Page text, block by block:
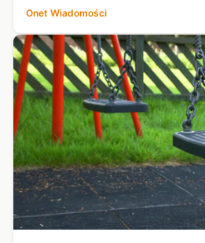
potrzebujemy — mówił w piątek na
Onet Wiadomości